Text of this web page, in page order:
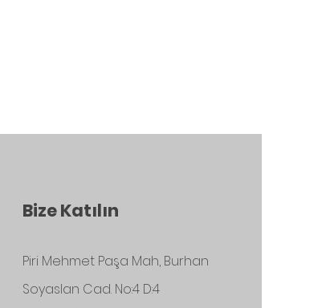
Bize Katılın
Piri Mehmet Paşa Mah, Burhan
Soyaslan Cad. No:4 D:4